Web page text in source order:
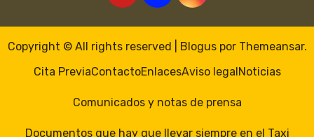
Copyright © All rights reserved Bloguspor Themeansar.
Cita PreviaContactoEnlacesAviso legalNoticias
Comunicados y notas de prensa
Documentos que hay que llevar siempre en el Taxi